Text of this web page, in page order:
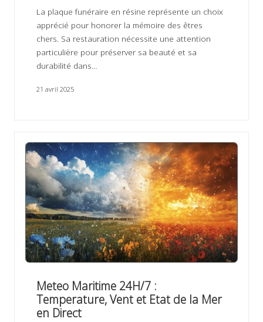
La plaque funéraire en résine représente un choix
apprécié pour honorer la mémoire des êtres
chers. Sa restauration nécessite une attention
particulière pour préserver sa beauté et sa
durabilité dans…
21 avril 2025
Meteo Maritime 24H/7 :
Temperature, Vent et Etat de la Mer
en Direct